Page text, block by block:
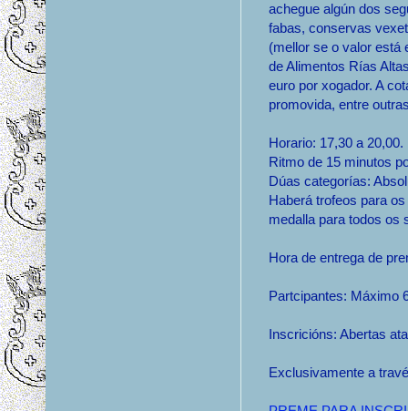
achegue algún dos
fabas, conservas
(mellor se o valor está
de Alimentos Rías
euro por xogador. A
promovida, entre
Horario: 17,30 a 20,00.
Ritmo de 15 minutos
Dúas categorías:
Haberá trofeos para
medalla para todos os
Hora de entrega de
Partcipantes: Máximo
Inscricións: Abertas
Exclusivamente a